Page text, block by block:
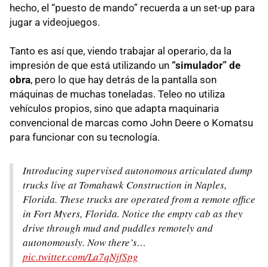
hecho, el “puesto de mando” recuerda a un set-up para
jugar a videojuegos.
Tanto es así que, viendo trabajar al operario, da la
impresión de que está utilizando un “simulador” de
obra, pero lo que hay detrás de la pantalla son
máquinas de muchas toneladas. Teleo no utiliza
vehículos propios, sino que adapta maquinaria
convencional de marcas como John Deere o Komatsu
para funcionar con su tecnología.
Introducing supervised autonomous articulated dump
trucks live at Tomahawk Construction in Naples,
Florida. These trucks are operated from a remote office
in Fort Myers, Florida. Notice the empty cab as they
drive through mud and puddles remotely and
autonomously. Now there’s…
pic.twitter.com/La7qNjfSpg